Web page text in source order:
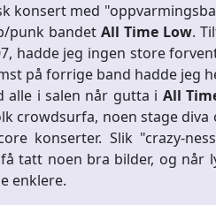
konsert med
punk bandet All Time Low.
hadde jeg ingen store
på forrige band hadde jeg
alle i salen når gutta i All
crowdsurfa, noen stage
konserter. Slik "crazy-
tatt noen bra bilder, og når
enklere.